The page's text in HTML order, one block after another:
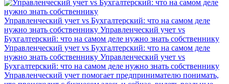
Управленческий учет vs Бухгалтерский: что на самом деле
нужно знать собственнику Управленческий учет vs
Бухгалтерский: что на самом деле нужно знать собственнику
Управленческий учет vs Бухгалтерский: что на самом деле
нужно знать собственнику Управленческий учет vs
Бухгалтерский: что на самом деле нужно знать собственнику
Управленческий учет помогает предпринимателю понимать,